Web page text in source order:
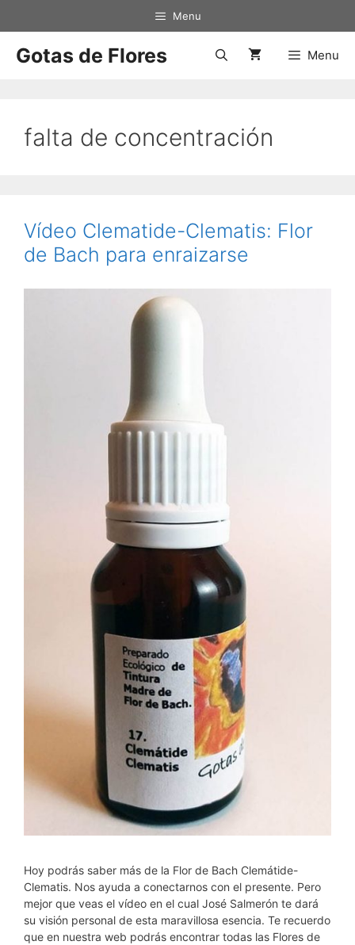
Menu
Gotas de Flores Menu
falta de concentración
Vídeo Clematide-Clematis: Flor
de Bach para enraizarse
Hoy podrás saber más de la Flor de Bach Clemátide-
Clematis. Nos ayuda a conectarnos con el presente. Pero
mejor que veas el vídeo en el cual José Salmerón te dará
su visión personal de esta maravillosa esencia. Te recuerdo
que en nuestra web podrás encontrar todas las Flores de